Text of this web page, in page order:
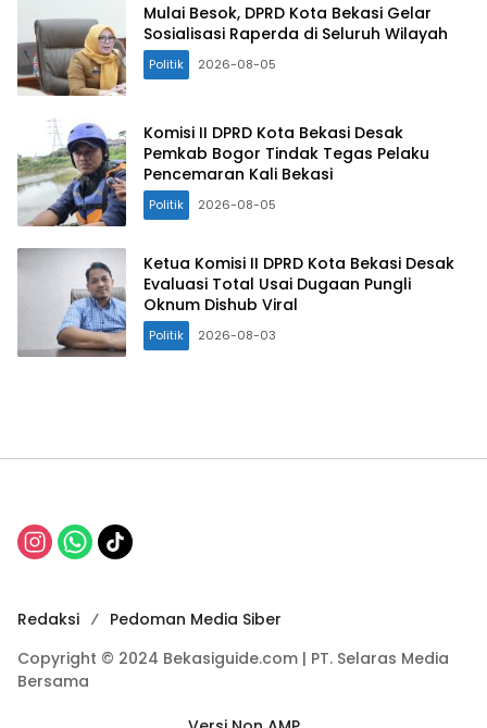
Mulai Besok, DPRD Kota Bekasi Gelar
Sosialisasi Raperda di Seluruh Wilayah
Politik 2026-08-05
Komisi II DPRD Kota Bekasi Desak
Pemkab Bogor Tindak Tegas Pelaku
Pencemaran Kali Bekasi
Politik 2026-08-05
Ketua Komisi II DPRD Kota Bekasi Desak
Evaluasi Total Usai Dugaan Pungli
Oknum Dishub Viral
Politik 2026-08-03
Redaksi
Pedoman Media Siber
Copyright © 2024 Bekasiguide.com | PT. Selaras Media
Bersama